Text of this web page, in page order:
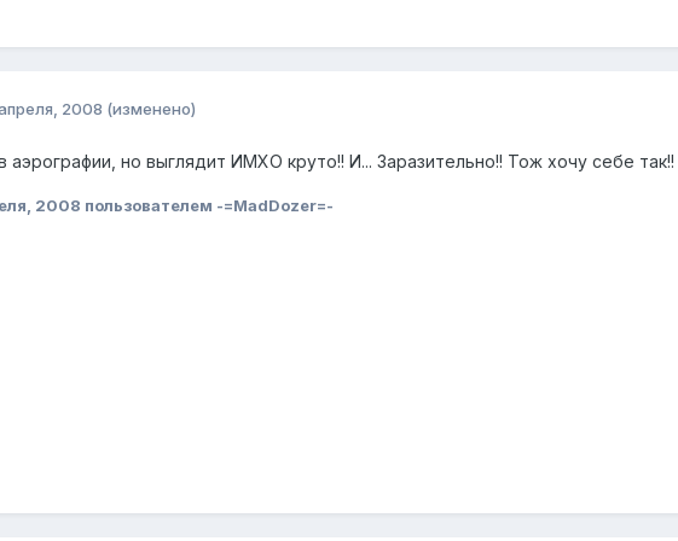
2008 (изменено)
но выглядит ИМХО круто!! И... Заразительно!! Тож хочу себе
2008 пользователем -=MadDozer=-